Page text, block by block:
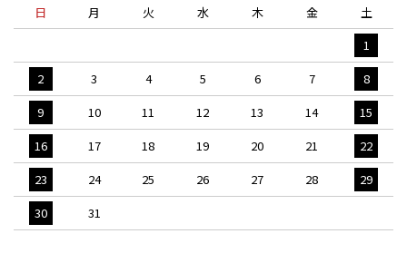
日 月 火 水 木 金
土
1
2
3 4 5 6 7
8
9
10 11 12 13 14
15
16
17 18 19 20 21
22
23
24 25 26 27 28
29
30
31